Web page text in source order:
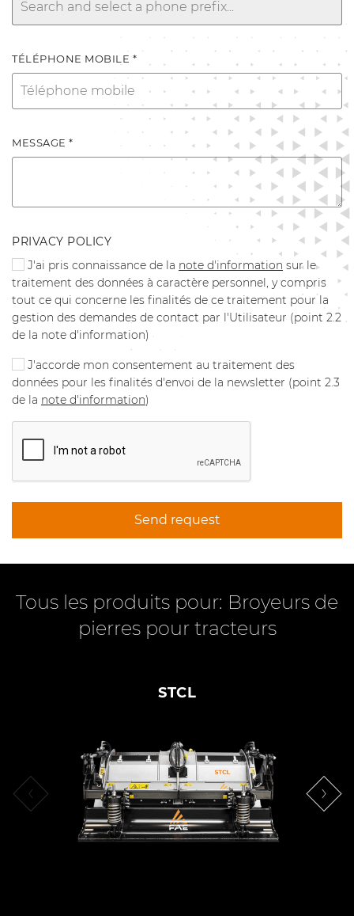
TÉLÉPHONE MOBILE *
MESSAGE *
PRIVACY POLICY
J'ai pris connaissance de la note d'information sur le
traitement des données à caractère personnel, y compris
tout ce qui concerne les finalités de ce traitement pour la
gestion des demandes de contact par l'Utilisateur (point 2.2
de la note d'information)
J'accorde mon consentement au traitement des
données pour les finalités d'envoi de la newsletter (point 2.3
de la note d'information)
Send request
Tous les produits pour: Broyeurs de
pierres pour tracteurs
STCL